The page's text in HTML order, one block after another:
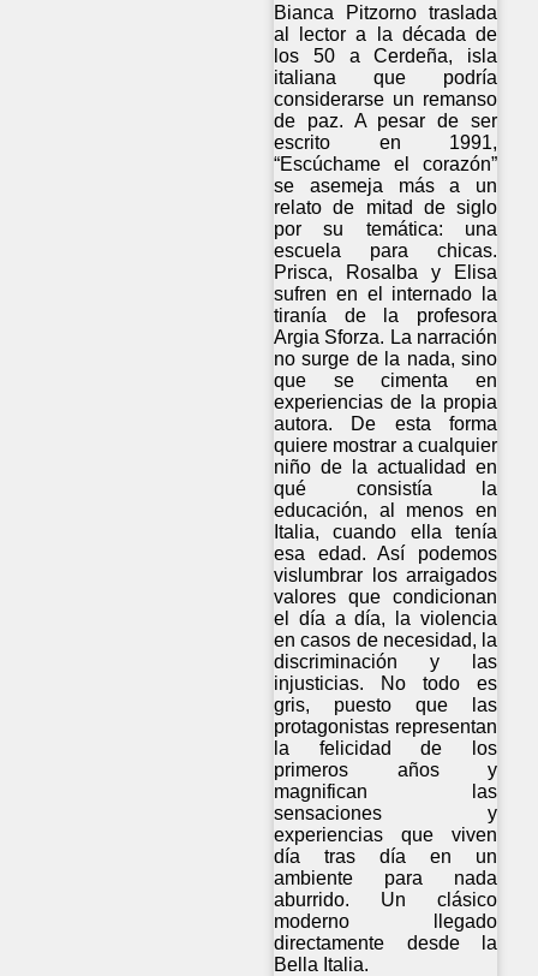
Bianca Pitzorno traslada
al lector a la década de
los 50 a Cerdeña, isla
italiana que podría
considerarse un remanso
de paz. A pesar de ser
escrito en 1991,
“Escúchame el corazón”
se asemeja más a un
relato de mitad de siglo
por su temática: una
escuela para chicas.
Prisca, Rosalba y Elisa
sufren en el internado la
tiranía de la profesora
Argia Sforza. La narración
no surge de la nada, sino
que se cimenta en
experiencias de la propia
autora. De esta forma
quiere mostrar a cualquier
niño de la actualidad en
qué consistía la
educación, al menos en
Italia, cuando ella tenía
esa edad. Así podemos
vislumbrar los arraigados
valores que condicionan
el día a día, la violencia
en casos de necesidad, la
discriminación y las
injusticias. No todo es
gris, puesto que las
protagonistas representan
la felicidad de los
primeros años y
magnifican las
sensaciones y
experiencias que viven
día tras día en un
ambiente para nada
aburrido. Un clásico
moderno llegado
directamente desde la
Bella Italia.